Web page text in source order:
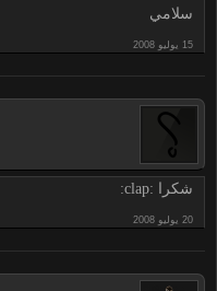
سلامي
شكرا :clap: